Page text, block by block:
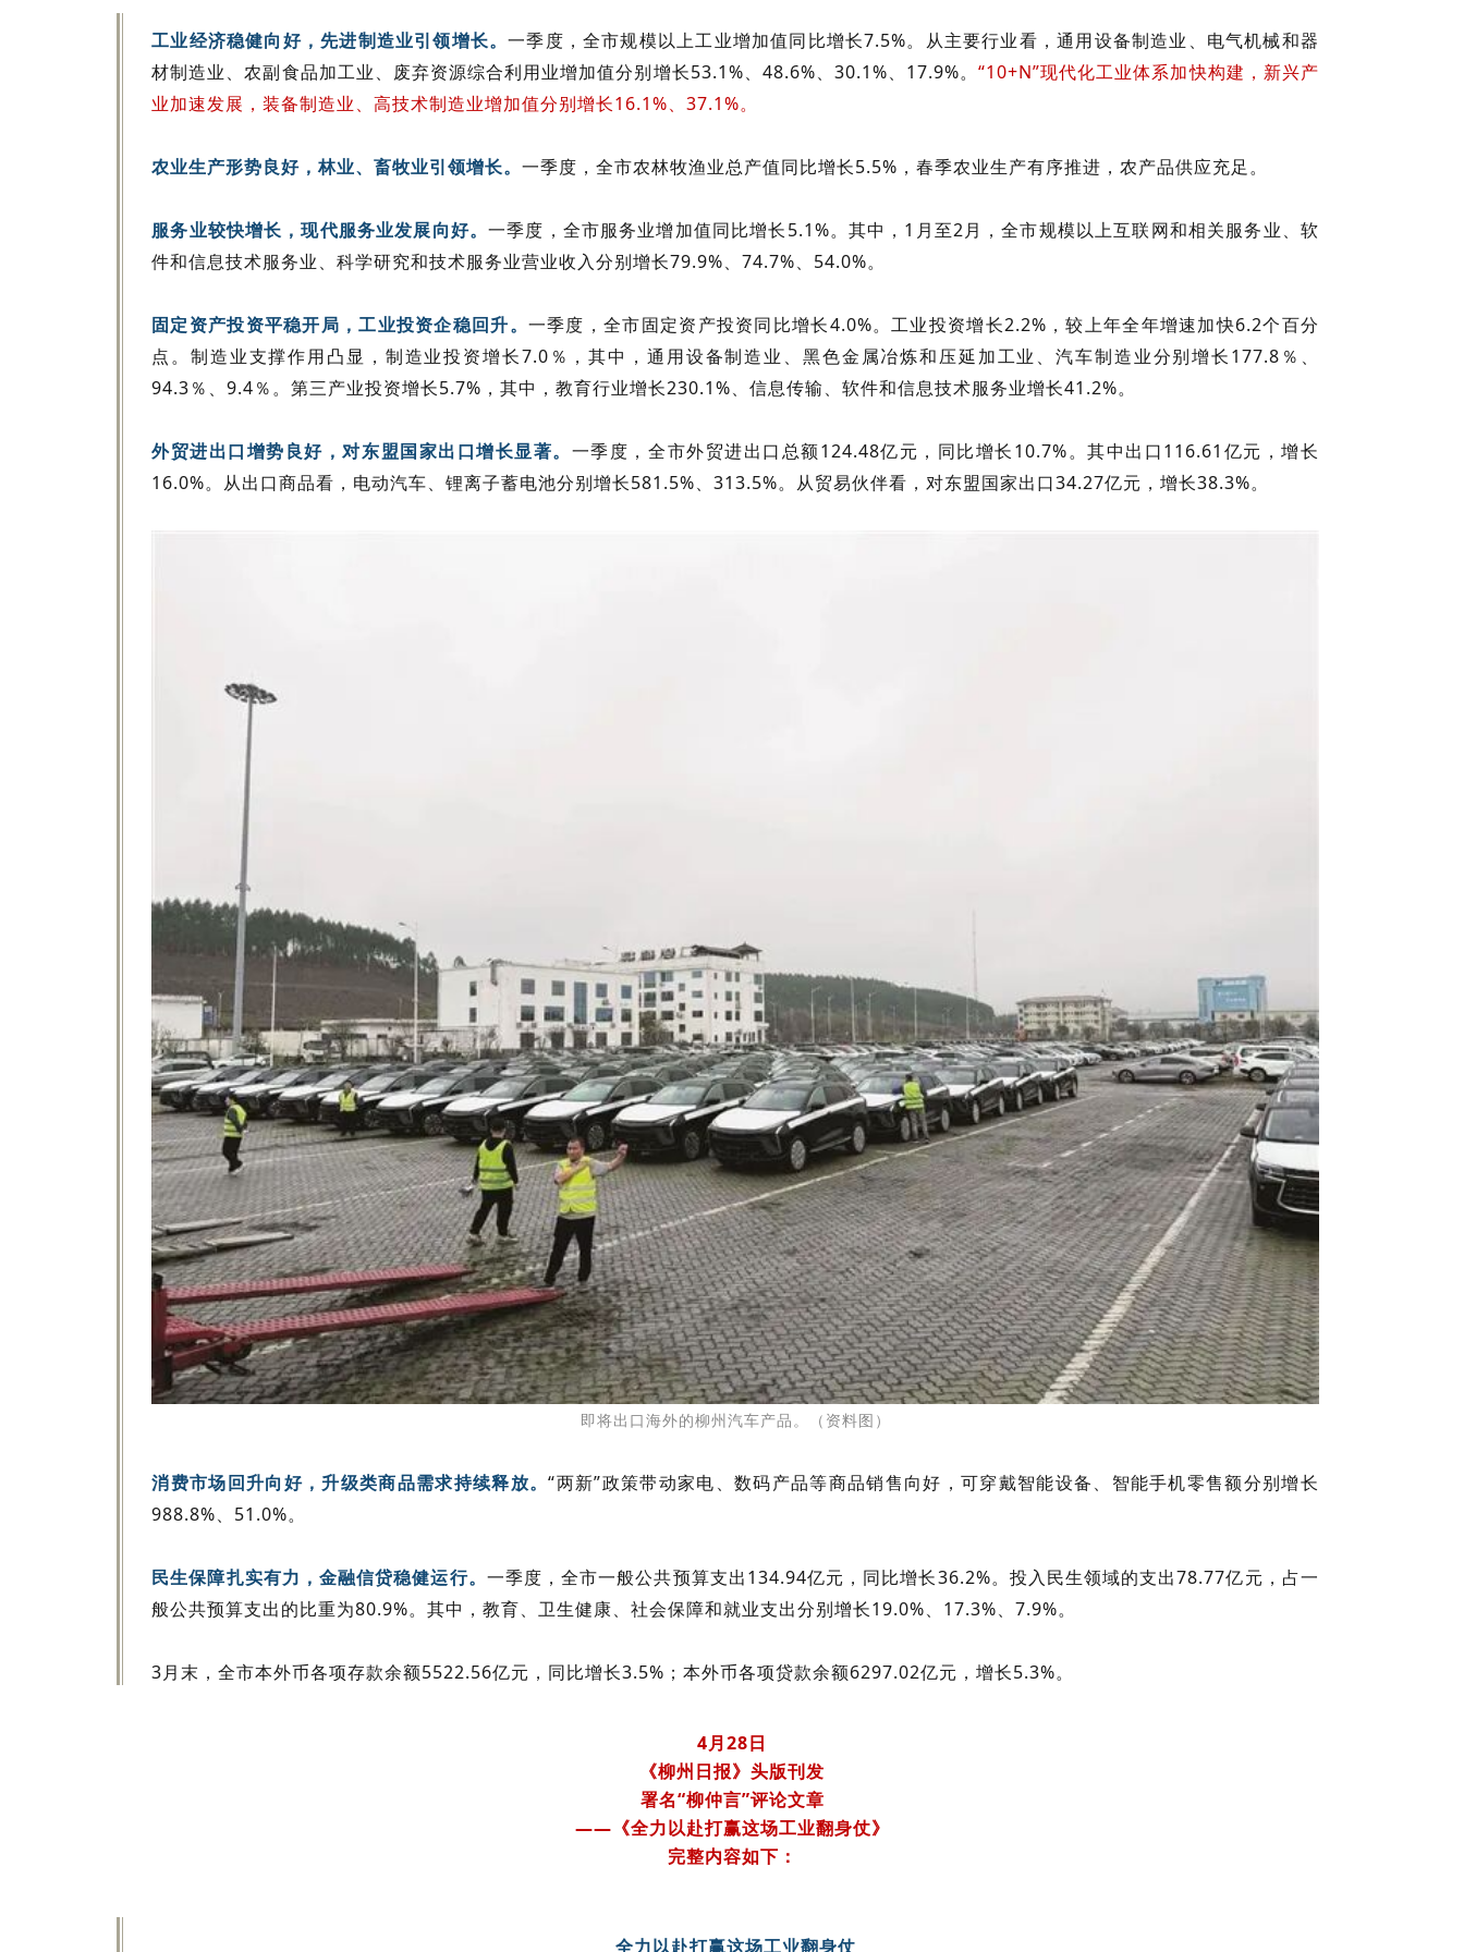
工业经济稳健向好，先进制造业引领增长。一季度，全市规模以上工业增加值同比增长7.5%。从主要行业看，通用设备制造业、电气机械和器
材制造业、农副食品加工业、废弃资源综合利用业增加值分别增长53.1%、48.6%、30.1%、17.9%。“10+N”现代化工业体系加快构建，新兴产
业加速发展，装备制造业、高技术制造业增加值分别增长16.1%、37.1%。
农业生产形势良好，林业、畜牧业引领增长。一季度，全市农林牧渔业总产值同比增长5.5%，春季农业生产有序推进，农产品供应充足。
服务业较快增长，现代服务业发展向好。一季度，全市服务业增加值同比增长5.1%。其中，1月至2月，全市规模以上互联网和相关服务业、软
件和信息技术服务业、科学研究和技术服务业营业收入分别增长79.9%、74.7%、54.0%。
固定资产投资平稳开局，工业投资企稳回升。 一季度，全市固定资产投资同比增长4.0%。工业投资增长2.2%，较上年全年增速加快6.2个百分
点。制造业支撑作用凸显，制造业投资增长7.0％，其中，通用设备制造业、黑色金属冶炼和压延加工业、汽车制造业分别增长177.8％、
94.3％、9.4％。第三产业投资增长5.7%，其中，教育行业增长230.1%、信息传输、软件和信息技术服务业增长41.2%。
外贸进出口增势良好，对东盟国家出口增长显著。 一季度，全市外贸进出口总额124.48亿元，同比增长10.7%。其中出口116.61亿元，增长
16.0%。从出口商品看，电动汽车、锂离子蓄电池分别增长581.5%、313.5%。从贸易伙伴看，对东盟国家出口34.27亿元，增长38.3%。
即将出口海外的柳州汽车产品。（资料图）
消费市场回升向好，升级类商品需求持续释放。“两新”政策带动家电、数码产品等商品销售向好，可穿戴智能设备、智能手机零售额分别增长
988.8%、51.0%。
民生保障扎实有力，金融信贷稳健运行。 一季度，全市一般公共预算支出134.94亿元，同比增长36.2%。投入民生领域的支出78.77亿元，占一
般公共预算支出的比重为80.9%。其中，教育、卫生健康、社会保障和就业支出分别增长19.0%、17.3%、7.9%。
3月末，全市本外币各项存款余额5522.56亿元，同比增长3.5%；本外币各项贷款余额6297.02亿元，增长5.3%。
4月28日
《柳州日报》头版刊发
署名“柳仲言”评论文章
——《全力以赴打赢这场工业翻身仗》
完整内容如下：
全力以赴打赢这场工业翻身仗